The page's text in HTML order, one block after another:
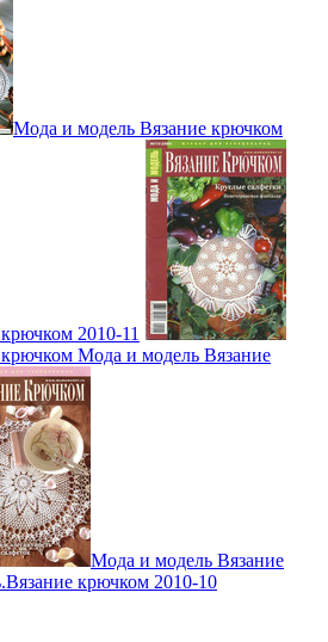
Мода и модель Вязание крючком
2010-11
Мода и модель Вязание
Мода и модель Вязание
крючком 2010-10